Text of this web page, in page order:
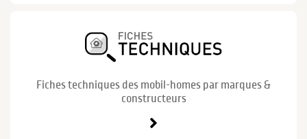
Fiches techniques des mobil-homes par marques &
constructeurs